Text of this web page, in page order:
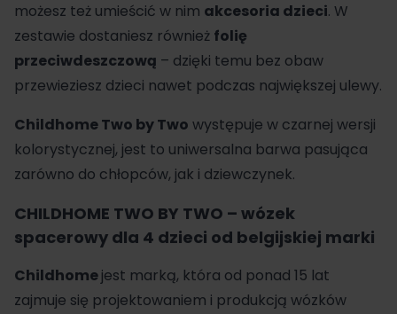
możesz też umieścić w nim akcesoria dzieci. W
zestawie dostaniesz również folię
przeciwdeszczową – dzięki temu bez obaw
przewieziesz dzieci nawet podczas największej ulewy.
Childhome Two by Two występuje w czarnej wersji
kolorystycznej, jest to uniwersalna barwa pasująca
zarówno do chłopców, jak i dziewczynek.
CHILDHOME TWO BY TWO – wózek
spacerowy dla 4 dzieci od belgijskiej marki
Childhomejest marką, która od ponad 15 lat
zajmuje się projektowaniem i produkcją wózków